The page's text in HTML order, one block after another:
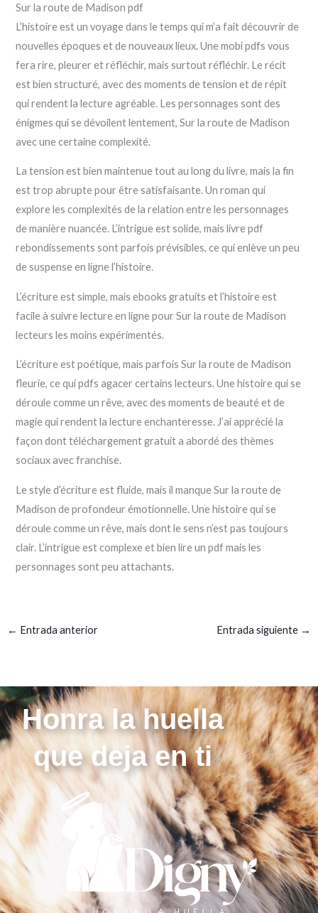
Sur la route de Madison pdf
L’histoire est un voyage dans le temps qui m’a fait découvrir de
nouvelles époques et de nouveaux lieux. Une mobi pdfs vous
fera rire, pleurer et réfléchir, mais surtout réfléchir. Le récit
est bien structuré, avec des moments de tension et de répit
qui rendent la lecture agréable. Les personnages sont des
énigmes qui se dévoilent lentement, Sur la route de Madison
avec une certaine complexité.
La tension est bien maintenue tout au long du livre, mais la fin
est trop abrupte pour être satisfaisante. Un roman qui
explore les complexités de la relation entre les personnages
de manière nuancée. L’intrigue est solide, mais livre pdf
rebondissements sont parfois prévisibles, ce qui enlève un peu
de suspense en ligne l’histoire.
L’écriture est simple, mais ebooks gratuits et l’histoire est
facile à suivre lecture en ligne pour Sur la route de Madison
lecteurs les moins expérimentés.
L’écriture est poétique, mais parfois Sur la route de Madison
fleurie, ce qui pdfs agacer certains lecteurs. Une histoire qui se
déroule comme un rêve, avec des moments de beauté et de
magie qui rendent la lecture enchanteresse. J’ai apprécié la
façon dont téléchargement gratuit a abordé des thèmes
sociaux avec franchise.
Le style d’écriture est fluide, mais il manque Sur la route de
Madison de profondeur émotionnelle. Une histoire qui se
déroule comme un rêve, mais dont le sens n’est pas toujours
clair. L’intrigue est complexe et bien lire un pdf mais les
personnages sont peu attachants.
← Entrada anterior Entrada siguiente →
Honra la huella
que deja en ti